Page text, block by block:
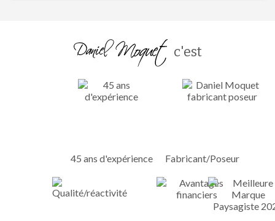
c'est
45 ans d'expérience Fabricant/Poseur